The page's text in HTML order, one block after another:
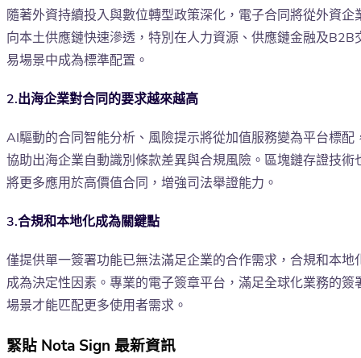
隨著外資持續投入與數位轉型政策深化，電子合同將從外資企
向本土供應鏈快速滲透，特別在人力資源、供應鏈金融及B2B
易場景中成為標準配置。
2.出海企業對合同的要求越來越高
AI驅動的合同智能分析、風險提示將從加值服務變為平台標配
協助出海企業自動識別條款差異與合規風險。區塊鏈存證技術
將更多應用於高價值合同，增強司法舉證能力。
3.合規和本地化成為關鍵點
僅提供單一簽署功能已無法滿足企業的合作需求，合規和本地
成為決定性因素。專業的電子簽章平台，滿足全球化業務的簽
場景才能匹配更多使用者需求。
緊貼 Nota Sign 最新資訊